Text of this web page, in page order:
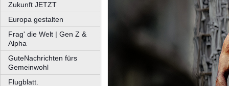
Zukunft JETZT
Europa gestalten
Frag' die Welt | Gen Z &
Alpha
GuteNachrichten fürs
Gemeinwohl
Flugblatt.